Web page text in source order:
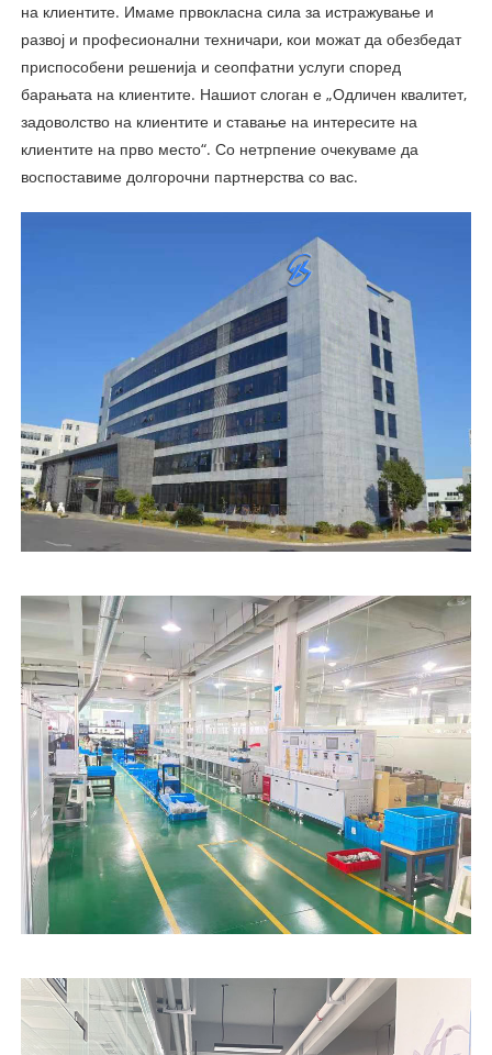
на клиентите. Имаме првокласна сила за истражување и
развој и професионални техничари, кои можат да обезбедат
приспособени решенија и сеопфатни услуги според
барањата на клиентите. Нашиот слоган е „Одличен квалитет,
задоволство на клиентите и ставање на интересите на
клиентите на прво место“. Со нетрпение очекуваме да
воспоставиме долгорочни партнерства со вас.